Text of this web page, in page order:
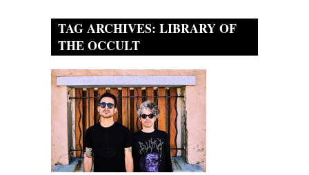
TAG ARCHIVES: LIBRARY OF
THE OCCULT